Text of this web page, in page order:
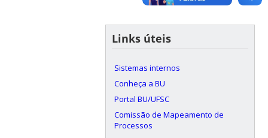
Links úteis
Sistemas internos
Conheça a BU
Portal BU/UFSC
Comissão de Mapeamento de
Processos